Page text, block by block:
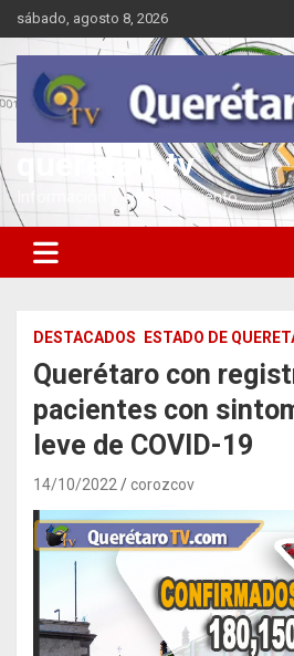
Saltar
al
contenido
sábado, agosto 8, 2026
queretarotv
Información y entretenimiento
DESTACADOS ESTADO DE
Querétaro con
pacientes con
leve de COVID-19
14/10/2022 corozcov